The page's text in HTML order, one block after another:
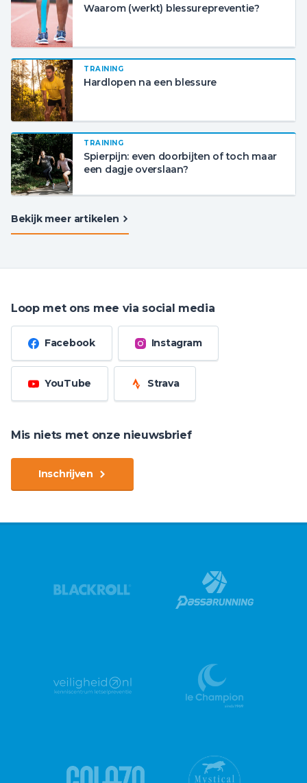
Waarom (werkt) blessurepreventie?
TRAINING
Hardlopen na een blessure
TRAINING
Spierpijn: even doorbijten of toch maar
een dagje overslaan?
Bekijk meer artikelen
Loop met ons mee via social media
Facebook Instagram
YouTube Strava
Mis niets met onze nieuwsbrief
Inschrijven